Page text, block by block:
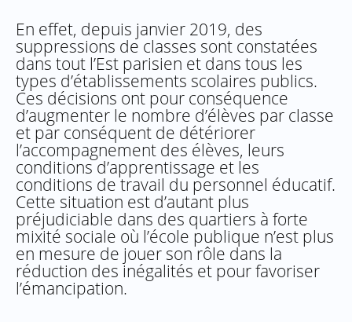
En effet, depuis janvier 2019, des
suppressions de classes sont constatées
dans tout l’Est parisien et dans tous les
types d’établissements scolaires publics.
Ces décisions ont pour conséquence
d’augmenter le nombre d’élèves par classe
et par conséquent de détériorer
l’accompagnement des élèves, leurs
conditions d’apprentissage et les
conditions de travail du personnel éducatif.
Cette situation est d’autant plus
préjudiciable dans des quartiers à forte
mixité sociale où l’école publique n’est plus
en mesure de jouer son rôle dans la
réduction des inégalités et pour favoriser
l’émancipation.